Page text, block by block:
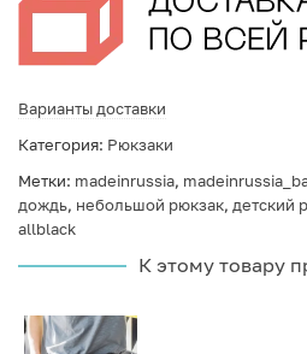
Варианты доставки
Категория: Рюкзаки
Метки: madeinrussia,
дождь, небольшой рюкзак, детский
allblack
К этому товару